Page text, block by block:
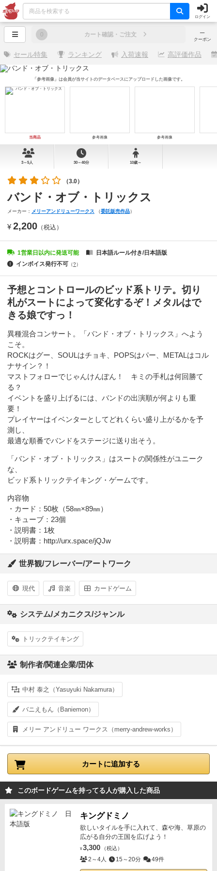
ログイン
─
クーポン
0 カート確認・ご注文
セール特集 ランキング 入荷速報 高評価作品
当商品 参考画像 参考画像
「参考画像」は会員が当サイトのデータベースにアップロードした画像です。
3～5人 30～40分 10歳～
（3.0）
バンド・オブ・トリックス
メーカー： メリーアンドリューワークス （委託販売作品）
¥ 2,200 （税込）
1営業日以内に発送可能
日本語ルール付き/日本語版
インボイス発行不可 （?）
予想とコントロールのビッド系トリテ。切り
札がスートによって変化するぞ！メタルはで
きる娘ですっ！
異種混合コンサート。「バンド・オブ・トリックス」へよう
こそ。
ROCKはグー、SOULはチョキ、POPSはパー、METALはコル
ナサイン？！
マストフォローでじゃんけんぽん！ キミの手札は何回勝て
る？
イベントを盛り上げるには、バンドの出演順が何よりも重
要！
プレイヤーはイベンターとしてどれくらい盛り上がるかを予
測し、
最適な順番でバンドをステージに送り出そう。
「バンド・オブ・トリックス」はスートの関係性がユニーク
な、
ビッド系トリックテイキング・ゲームです。
内容物
・カード：50枚（58㎜×89㎜）
・キューブ：23個
・説明書：1枚
・説明書：http://urx.space/jQJw
世界観/フレーバー/アートワーク
現代 音楽 カードゲーム
システム/メカニクス/ジャンル
トリックテイキング
制作者/関連企業/団体
中村 泰之（Yasuyuki Nakamura）
バニえもん（Baniemon）
メリー アンドリュー ワークス（merry-andrew-works）
カートに追加する
このボードゲームを持ってる人が購入した商品
キングドミノ
欲しいタイルを手に入れて、森や海、草原の
広がる自分の王国を広げよう！
¥ 3,300 （税込）
2～4人 15～20分 49件